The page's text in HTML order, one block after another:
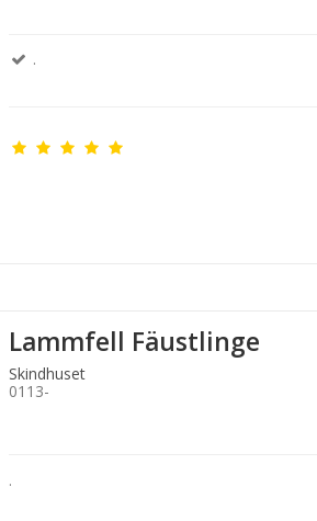
.
Lammfell Fäustlinge
Skindhuset
0113-
.